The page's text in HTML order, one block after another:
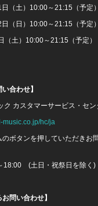
（土）10:00～21:15（予定）
（日）10:00～21:15（予定）
（土）10:00～21:15（予定）
合わせ】
ク カスタマーサービス・セン
music.co.jp/hc/ja
ボタンを押していただきお
18:00 (土日・祝祭日を除く)
問い合わせ】